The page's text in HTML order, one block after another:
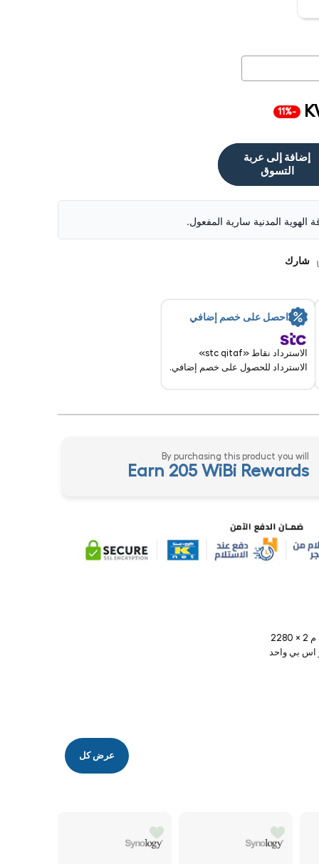
-11%
إضافة إلى عربة
التسوق
الهوية المدنية سارية المفعول.
شارك
احصل على خصم إضافي
الاسترداد نقاط «stc qitaf»
الاسترداد للحصول على خصم إضافي.
By purchasing this product you will
Earn 205 WiBi Rewards
عرض كل